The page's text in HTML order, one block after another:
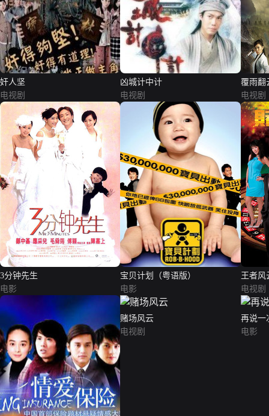
奸人坚
电视剧
凶城计中计
电视剧
覆雨翻
电视剧
3分钟先生
电影
宝贝计划（粤语版）
电影
王者风
电视剧
赌场风云
电视剧
再说一
电影